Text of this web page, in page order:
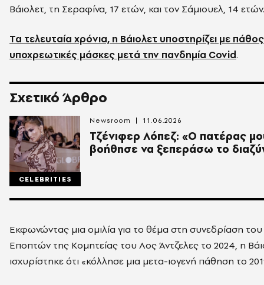
Βάιολετ, τη Σεραφίνα, 17 ετών, και τον Σάμιουελ, 14 ετών.
Τα τελευταία χρόνια, η Βάιολετ υποστηρίζει με πάθος
υποχρεωτικές μάσκες μετά την πανδημία Covid.
Σχετικό Άρθρο
CELEBRITIES
Τζένιφερ Λόπεζ: «Ο πατέρας
βοήθησε να ξεπεράσω το
Newsroom 11.06.2026
Εκφωνώντας μια ομιλία για το θέμα στη συνεδρίαση
Εποπτών της Κομητείας του Λος Άντζελες το 2024, η
ισχυρίστηκε ότι «κόλλησε μια μετα-ιογενή πάθηση το